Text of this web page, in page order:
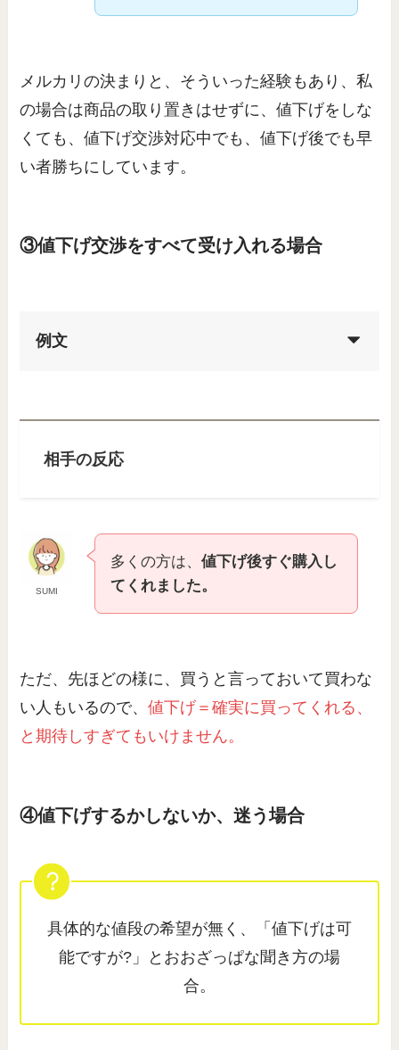
メルカリの決まりと、そういった経験もあり、私
の場合は商品の取り置きはせずに、値下げをしな
くても、値下げ交渉対応中でも、値下げ後でも早
い者勝ちにしています。
③値下げ交渉をすべて受け入れる場合
例文
相手の反応
SUMI
多くの方は、値下げ後すぐ購入し
てくれました。
ただ、先ほどの様に、買うと言っておいて買わな
い人もいるので、値下げ＝確実に買ってくれる、
と期待しすぎてもいけません。
④値下げするかしないか、迷う場合
具体的な値段の希望が無く、「値下げは可
能ですが?」とおおざっぱな聞き方の場
合。